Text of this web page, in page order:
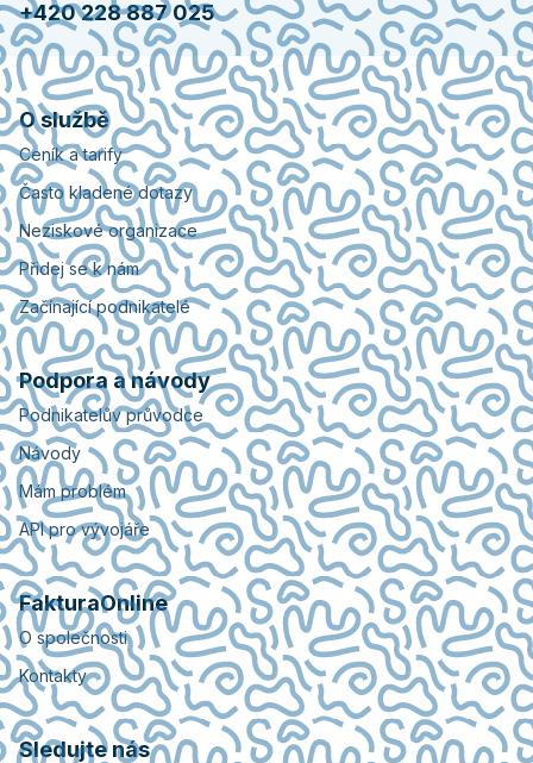
+420 228 887 025
O službě
Ceník a tarify
Často kladené dotazy
Neziskové organizace
Přidej se k nám
Začínající podnikatelé
Podpora a návody
Podnikatelův průvodce
Návody
Mám problém
API pro vývojáře
FakturaOnline
O společnosti
Kontakty
Sledujte nás